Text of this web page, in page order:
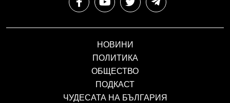
НОВИНИ
ПОЛИТИКА
ОБЩЕСТВО
ПОДКАСТ
ЧУДЕСАТА НА БЪЛГАРИЯ